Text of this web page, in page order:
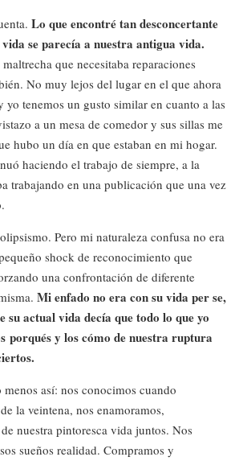
Lo que encontré tan desconcertante
se parecía a nuestra antigua vida.
que necesitaba reparaciones
No muy lejos del lugar en el que ahora
yo tenemos un gusto similar en cuanto a las
a un mesa de comedor y sus sillas me
hubo un día en que estaban en mi hogar.
haciendo el trabajo de siempre, a la
trabajando en una publicación que una vez
Pero mi naturaleza confusa no era
shock de reconocimiento que
una confrontación de diferente
Mi enfado no era con su vida per se,
su actual vida decía que todo lo que yo
porqués y los cómo de nuestra ruptura
así: nos conocimos cuando
la veintena, nos enamoramos,
nuestra pintoresca vida juntos. Nos
sueños realidad. Compramos y